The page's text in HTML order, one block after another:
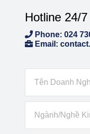
Hotline 24/7
Phone: 024
Email: